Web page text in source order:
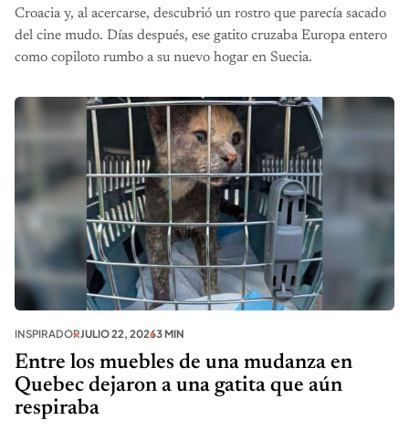
Croacia y, al acercarse, descubrió un rostro que parecía sacado
del cine mudo. Días después, ese gatito cruzaba Europa entero
como copiloto rumbo a su nuevo hogar en Suecia.
INSPIRADORJULIO 22, 20263 MIN
Entre los muebles de una mudanza en
Quebec dejaron a una gatita que aún
respiraba